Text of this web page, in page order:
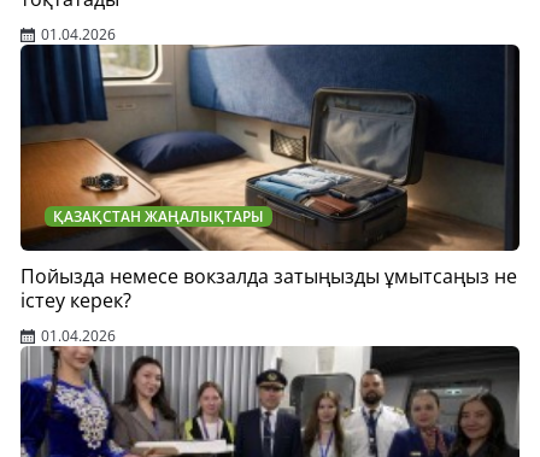
01.04.2026
ҚАЗАҚСТАН ЖАҢАЛЫҚТАРЫ
Пойызда немесе вокзалда затыңызды ұмытсаңыз не
істеу керек?
01.04.2026